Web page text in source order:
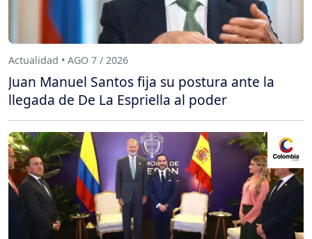
Actualidad • AGO 7 / 2026
Juan Manuel Santos fija su postura ante la
llegada de De La Espriella al poder